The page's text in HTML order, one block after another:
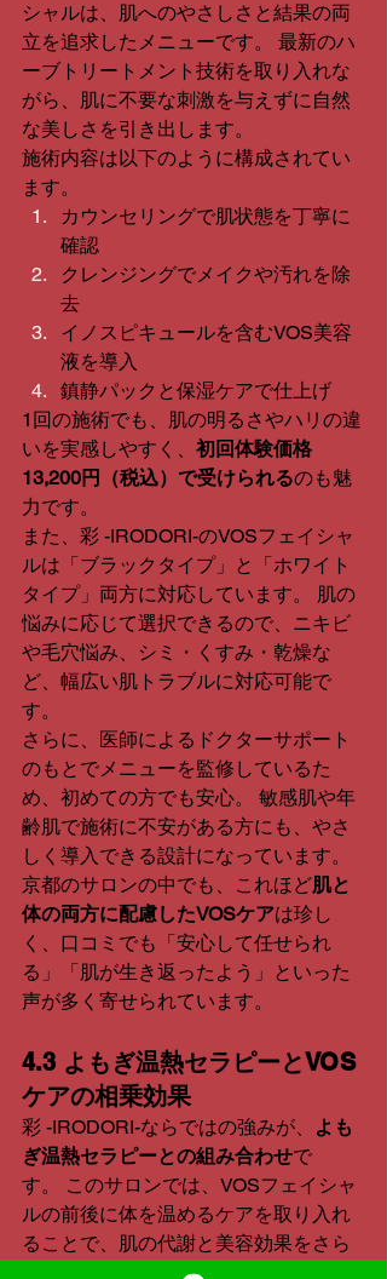
シャルは、肌へのやさしさと結果の両
立を追求したメニューです。 最新のハ
ーブトリートメント技術を取り入れな
がら、肌に不要な刺激を与えずに自然
な美しさを引き出します。
施術内容は以下のように構成されてい
ます。
カウンセリングで肌状態を丁寧に
確認
クレンジングでメイクや汚れを除
去
イノスピキュールを含むVOS美容
液を導入
鎮静パックと保湿ケアで仕上げ
1回の施術でも、肌の明るさやハリの違
いを実感しやすく、 初回体験価格
13,200円（税込）で受けられるのも魅
力です。
また、彩 -IRODORI-のVOSフェイシャ
ルは「ブラックタイプ」と「ホワイト
タイプ」両方に対応しています。 肌の
悩みに応じて選択できるので、ニキビ
や毛穴悩み、シミ・くすみ・乾燥な
ど、幅広い肌トラブルに対応可能で
す。
さらに、医師によるドクターサポート
のもとでメニューを監修しているた
め、初めての方でも安心。 敏感肌や年
齢肌で施術に不安がある方にも、やさ
しく導入できる設計になっています。
京都のサロンの中でも、これほど肌と
体の両方に配慮したVOSケアは珍し
く、口コミでも「安心して任せられ
る」「肌が生き返ったよう」といった
声が多く寄せられています。
4.3 よもぎ温熱セラピーとVOS
ケアの相乗効果
彩 -IRODORI-ならではの強みが、
よも
ぎ温熱セラピーとの組み合わせで
す。 このサロンでは、VOSフェイシャ
ルの前後に体を温めるケアを取り入れ
ることで、肌の代謝と美容効果をさら